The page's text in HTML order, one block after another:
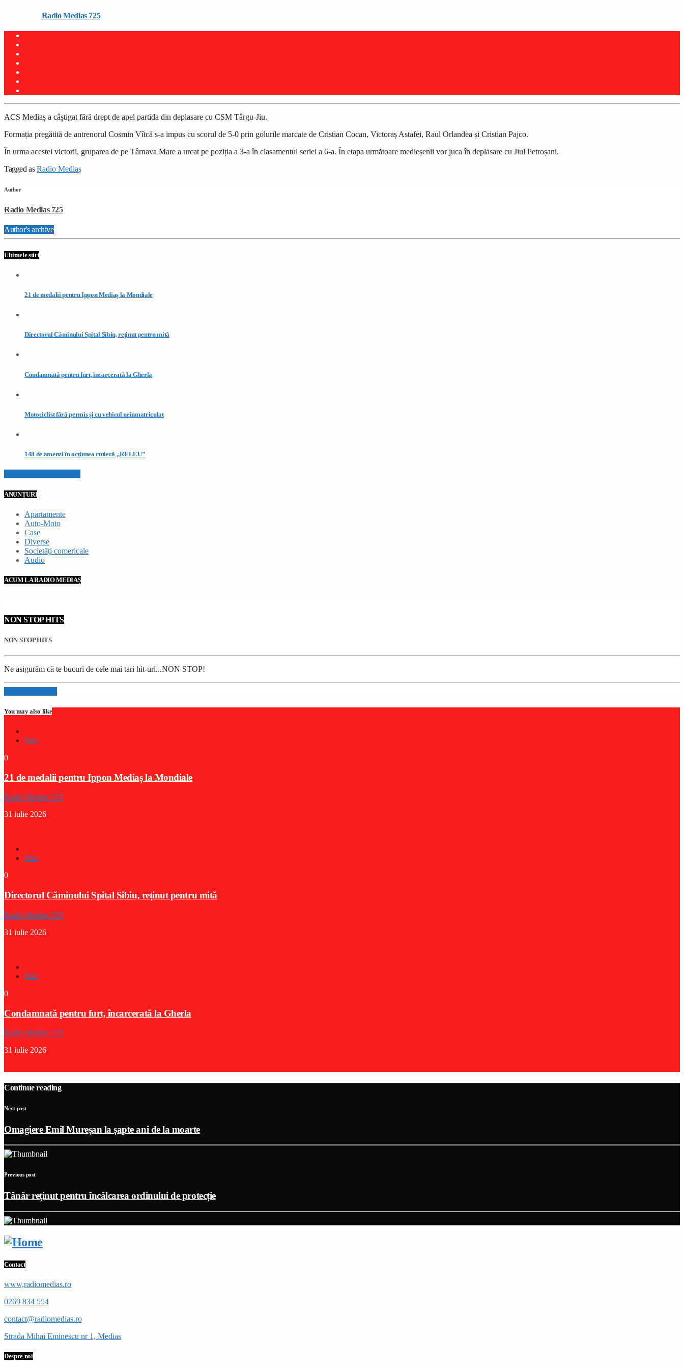
Radio Medias 725on 23 noiembrie 2025
ACS Mediaș a câștigat fără drept de apel partida din deplasare cu CSM Târgu-Jiu.
Formația pregătită de antrenorul Cosmin Vîtcă s-a impus cu scorul de 5-0 prin golurile marcate de Cristian Cocan, Victoraș Astafei, Raul Orlandea și Cristian Pajco.
În urma acestei victorii, gruparea de pe Târnava Mare a urcat pe poziția a 3-a în clasamentul seriei a 6-a. În etapa următoare medieșenii vor juca în deplasare cu Jiul Petroșani.
Tagged asRadio Mediaș
Author
Radio Medias 725
Author's archive
Ultimele știri
21 de medalii pentru Ippon Mediaș la Mondiale
Directorul Căminului Spital Sibiu, reținut pentru mită
Condamnată pentru furt, încarcerată la Gherla
Motociclist fără permis și cu vehicul neînmatriculat
148 de amenzi în acțiunea rutieră „RELEU”
ANUNȚURI
Apartamente
Auto-Moto
Case
Diverse
Societăți comericale
Audio
ACUM LA RADIO MEDIAȘ
NON STOP HITS
NON STOP HITS
Ne asigurăm că te bucuri de cele mai tari hit-uri...NON STOP!
Info and episodes
You may also like
Stiri
0
21 de medalii pentru Ippon Mediaș la Mondiale
Radio Medias 725
31 iulie 2026
Stiri
0
Directorul Căminului Spital Sibiu, reținut pentru mită
Radio Medias 725
31 iulie 2026
Stiri
0
Condamnată pentru furt, încarcerată la Gherla
Radio Medias 725
31 iulie 2026
Continue reading
Next post
Omagiere Emil Mureșan la șapte ani de la moarte
Previous post
Tânăr reținut pentru încălcarea ordinului de protecție
Contact
www,radiomedias.ro
0269 834 554
contact@radiomedias.ro
Strada Mihai Eminescu nr 1, Medias
Despre noi